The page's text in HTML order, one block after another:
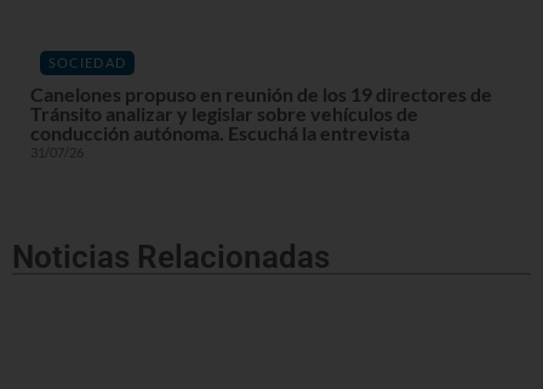
SOCIEDAD
Canelones propuso en reunión de los 19 directores de
Tránsito analizar y legislar sobre vehículos de
conducción autónoma. Escuchá la entrevista
31/07/26
Noticias Relacionadas